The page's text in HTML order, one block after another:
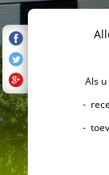
Alle
Als u zich
- recensies
-